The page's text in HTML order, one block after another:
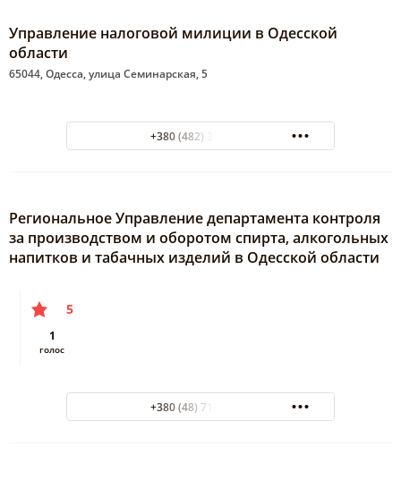
Управление налоговой милиции в Одесской
области
65044, Одесса, улица Семинарская, 5
+380 (482) 30-02-00
Региональное Управление департамента контроля
за производством и оборотом спирта, алкогольных
напитков и табачных изделий в Одесской области
5
1
голос
+380 (48) 715-03-53